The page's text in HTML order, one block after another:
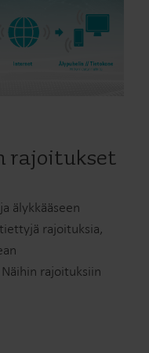
rajoitukset
älykkääseen
rajoituksia,
rajoituksiin